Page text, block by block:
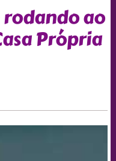
rodando ao
Própria